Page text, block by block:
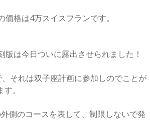
格は4万スイスフランです。
は今日ついに露出させられました！
それは双子座計画に参加しのでことが
。
側のコースを表して、制限しないで発